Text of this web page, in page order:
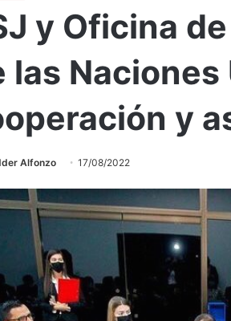
y Oficina
las
y
Alfonzo 17/08/2022